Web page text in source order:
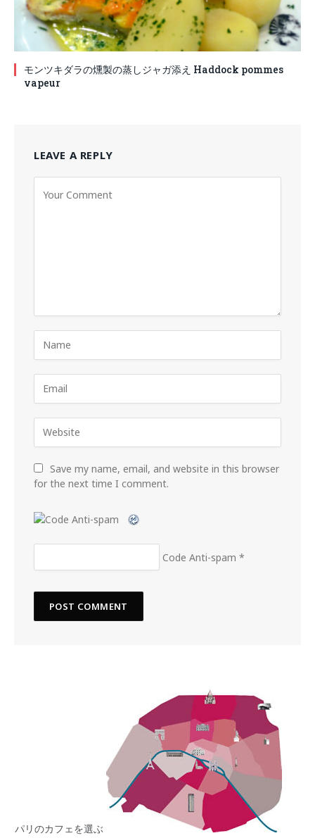
モンツキダラの燻製の蒸しジャガ添え Haddock pommes
vapeur
LEAVE A REPLY
Save my name, email, and website in this browser
for the next time I comment.
Code Anti-spam *
パリのカフェを選ぶ